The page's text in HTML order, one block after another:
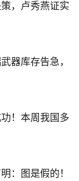
，卢秀燕证实
器库存告急，
！本周我国多
：图是假的！